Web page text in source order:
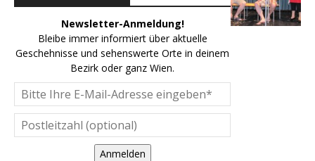
Newsletter-Anmeldung!
Bleibe immer informiert über aktuelle
Geschehnisse und sehenswerte Orte in deinem
Bezirk oder ganz Wien.
Anmelden